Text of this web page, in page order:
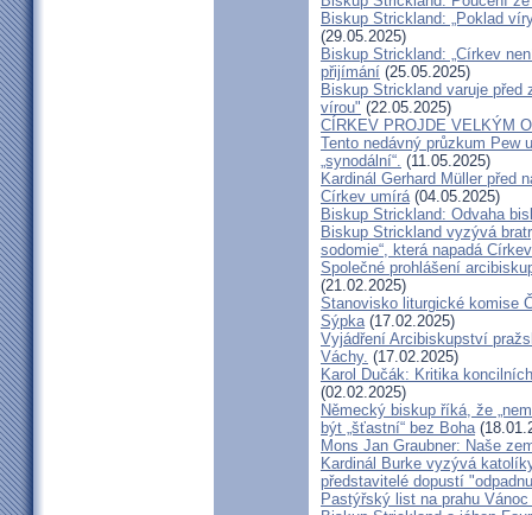
Biskup Strickland: „Poklad
(29.05.2025)
Biskup Strickland: „Církev
přijímání (25.05.2025)
Biskup Strickland varuje
vírou" (22.05.2025)
CÍRKEV PROJDE VELKÝM
Tento nedávný průzkum Pew
„synodální“. (11.05.2025)
Kardinál Gerhard Müller před
Církev umírá(04.05.2025)
Biskup Strickland: Odvaha
Biskup Strickland vyzývá
sodomie“, která napadá Církev
Společné prohlášení
(21.02.2025)
Stanovisko liturgické komise
Sýpka(17.02.2025)
Vyjádření Arcibiskupství
Váchy. (17.02.2025)
Karol Dučák: Kritika
(02.02.2025)
Německý biskup říká, že
být „šťastní“ bez Boha
Mons Jan Graubner: Naše
Kardinál Burke vyzývá
představitelé dopustí
Pastýřský list na prahu